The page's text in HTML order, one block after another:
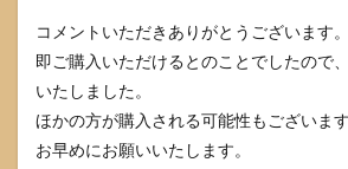
コメントいただきありがとうございます。
即ご購入いただけるとのことでしたので
いたしました。
ほかの方が購入される可能性もございま
お早めにお願いいたします。